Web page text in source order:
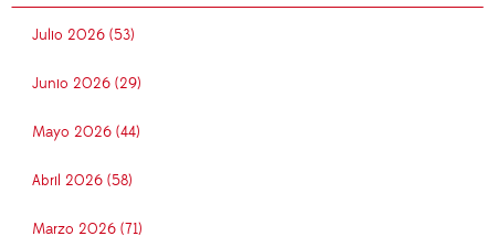
Julio 2026 (53)
Junio 2026 (29)
Mayo 2026 (44)
Abril 2026 (58)
Marzo 2026 (71)